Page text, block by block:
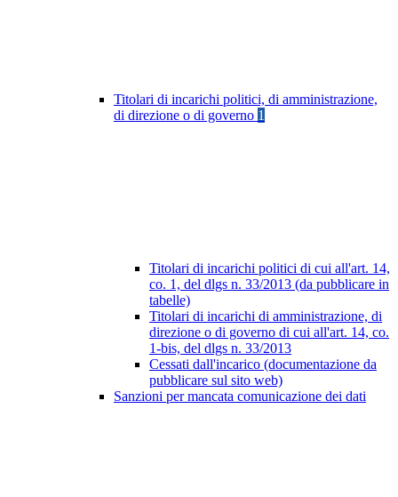
Titolari di incarichi politici, di amministrazione,
di direzione o di governo 1
Titolari di incarichi politici di cui all'art. 14,
co. 1, del dlgs n. 33/2013 (da pubblicare in
tabelle)
Titolari di incarichi di amministrazione, di
direzione o di governo di cui all'art. 14, co.
1-bis, del dlgs n. 33/2013
Cessati dall'incarico (documentazione da
pubblicare sul sito web)
Sanzioni per mancata comunicazione dei dati